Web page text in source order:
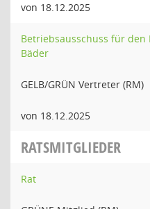
von 18.12.2025
Betriebsausschuss für
Bäder
GELB/GRÜN Vertreter (RM)
von 18.12.2025
RATSMITGLIEDER
Rat